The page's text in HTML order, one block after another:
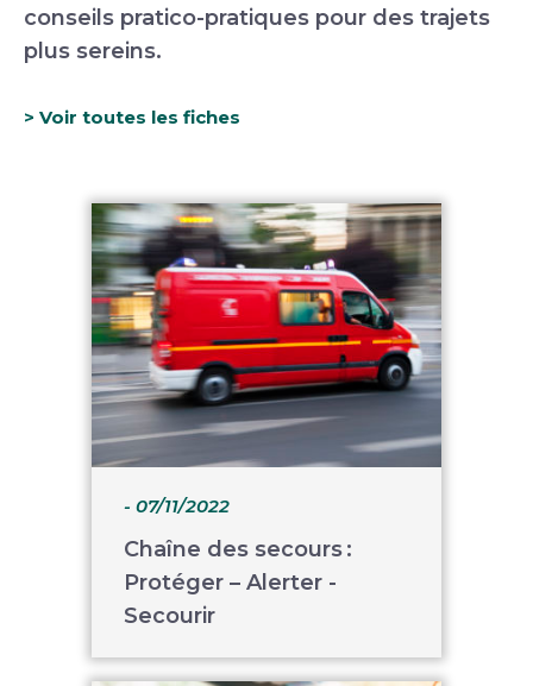
conseils pratico-pratiques pour des trajets
plus sereins.
> Voir toutes les fiches
- 07/11/2022
Chaîne des secours :
Protéger – Alerter -
Secourir